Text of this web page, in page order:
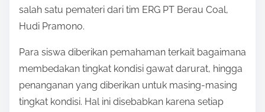
salah satu pemateri dari tim ERG PT Berau Coal,
Hudi Pramono.
Para siswa diberikan pemahaman terkait bagaimana
membedakan tingkat kondisi gawat darurat, hingga
penanganan yang diberikan untuk masing-masing
tingkat kondisi. Hal ini disebabkan karena setiap